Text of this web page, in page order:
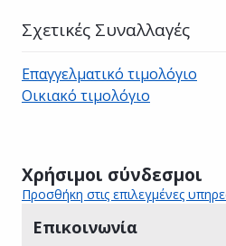
Χρήσιμοι σύνδεσμοι
Προσθήκη στις επιλεγμένες
Επικοινωνία
Σχετικές Συναλλαγές
Επαγγελματικό τιμολόγιο
Οικιακό τιμολόγιο